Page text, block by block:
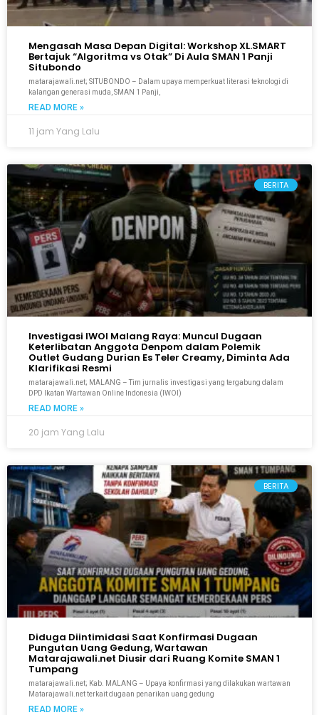
Mengasah Masa Depan Digital: Workshop XL.SMART
Bertajuk “Algoritma vs Otak” Di Aula SMAN 1 Panji
Situbondo
matarajawali.net; SITUBONDO – Dalam upaya memperkuat literasi teknologi di
kalangan generasi muda, SMAN 1 Panji,
READ MORE »
11 jam Yang Lalu
BERITA
Investigasi IWOI Malang Raya: Muncul Dugaan
Keterlibatan Anggota Denpom dalam Polemik
Outlet Gudang Durian Es Teler Creamy, Diminta Ada
Klarifikasi Resmi
matarajawali.net; MALANG – Tim jurnalis investigasi yang tergabung dalam
DPD Ikatan Wartawan Online Indonesia (IWOI)
READ MORE »
20 jam Yang Lalu
BERITA
Diduga Diintimidasi Saat Konfirmasi Dugaan
Pungutan Uang Gedung, Wartawan
Matarajawali.net Diusir dari Ruang Komite SMAN 1
Tumpang
matarajawali.net; Kab. MALANG – Upaya konfirmasi yang dilakukan wartawan
Matarajawali.net terkait dugaan penarikan uang gedung
READ MORE »